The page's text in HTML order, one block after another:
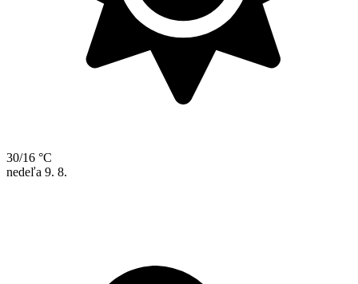
30/16 °C
nedeľa 9. 8.